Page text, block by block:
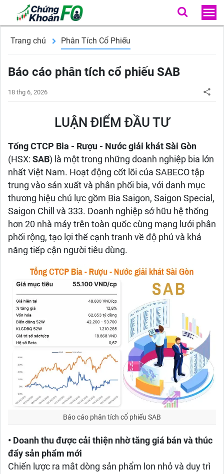
Trang chủ Phân Tích Cổ Phiếu
Báo cáo phân tích cổ phiếu SAB
18 thg 6, 2026
LUẬN ĐIỂM ĐẦU TƯ
Tổng CTCP Bia - Rượu - Nước giải khát Sài Gòn
(HSX: SAB) là một trong những doanh nghiệp bia lớn
nhất Việt Nam. Hoạt động cốt lõi của SABECO tập
trung vào sản xuất và phân phối bia, với danh mục
thương hiệu chủ lực gồm Bia Saigon, Saigon Special,
Saigon Chill và 333. Doanh nghiệp sở hữu hệ thống
hơn 20 nhà máy trên toàn quốc cùng mạng lưới phân
phối rộng, tạo lợi thế cạnh tranh về độ phủ và khả
năng tiếp cận người tiêu dùng.
Báo cáo phân tích cổ phiếu SAB
• Doanh thu được cải thiện nhờ tăng giá bán và thúc
đẩy sản phẩm mới
Chiến lược ra mắt dòng sản phẩm lon nhỏ và duy trì